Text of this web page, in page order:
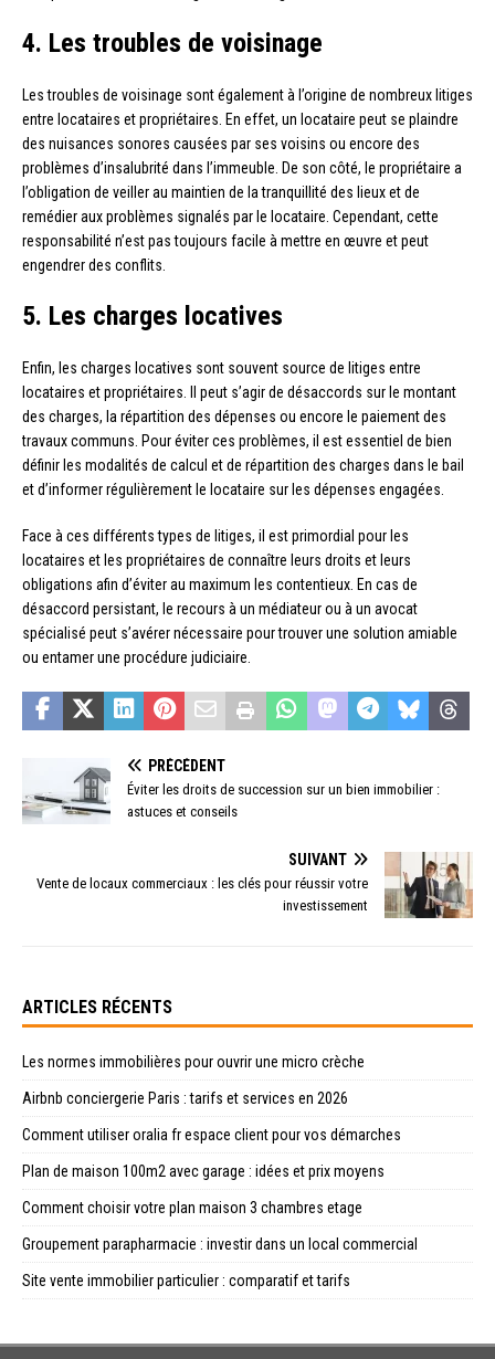
4. Les troubles de voisinage
Les troubles de voisinage sont également à l’origine de nombreux litiges
entre locataires et propriétaires. En effet, un locataire peut se plaindre
des nuisances sonores causées par ses voisins ou encore des
problèmes d’insalubrité dans l’immeuble. De son côté, le propriétaire a
l’obligation de veiller au maintien de la tranquillité des lieux et de
remédier aux problèmes signalés par le locataire. Cependant, cette
responsabilité n’est pas toujours facile à mettre en œuvre et peut
engendrer des conflits.
5. Les charges locatives
Enfin, les charges locatives sont souvent source de litiges entre
locataires et propriétaires. Il peut s’agir de désaccords sur le montant
des charges, la répartition des dépenses ou encore le paiement des
travaux communs. Pour éviter ces problèmes, il est essentiel de bien
définir les modalités de calcul et de répartition des charges dans le bail
et d’informer régulièrement le locataire sur les dépenses engagées.
Face à ces différents types de litiges, il est primordial pour les
locataires et les propriétaires de connaître leurs droits et leurs
obligations afin d’éviter au maximum les contentieux. En cas de
désaccord persistant, le recours à un médiateur ou à un avocat
spécialisé peut s’avérer nécessaire pour trouver une solution amiable
ou entamer une procédure judiciaire.
PRÉCÉDENT
Éviter les droits de succession sur un bien immobilier :
astuces et conseils
SUIVANT
Vente de locaux commerciaux : les clés pour réussir votre
investissement
ARTICLES RÉCENTS
Les normes immobilières pour ouvrir une micro crèche
Airbnb conciergerie Paris : tarifs et services en 2026
Comment utiliser oralia fr espace client pour vos démarches
Plan de maison 100m2 avec garage : idées et prix moyens
Comment choisir votre plan maison 3 chambres etage
Groupement parapharmacie : investir dans un local commercial
Site vente immobilier particulier : comparatif et tarifs